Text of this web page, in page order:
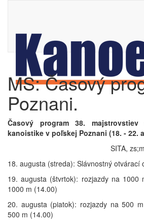
MS: Časový
Poznani.
Časový program 38.
kanoistike v poľskej Poznani (18. - 22.
SITA,
18. augusta (streda): Slávnostný otvárací
19. augusta (štvrtok): rozjazdy na 1000
1000 m (14.00)
20. augusta (piatok): rozjazdy na 500
500 m (14.00)